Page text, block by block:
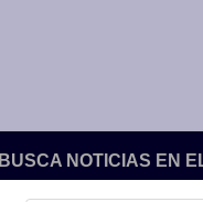
BUSCA NOTICIAS EN